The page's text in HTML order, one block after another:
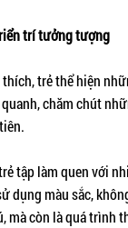
trí tưởng tượng
trẻ thể hiện
chăm chút
tập làm quen với
dụng màu sắc,
mà còn là quá trình